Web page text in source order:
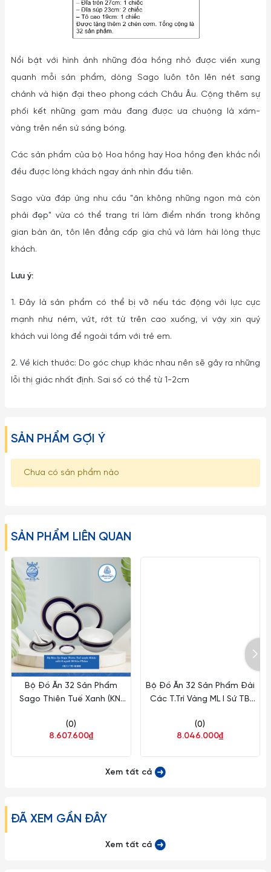
Nổi bật với hình ảnh những đóa hồng nhỏ được viền xung
quanh mỗi sản phẩm, dòng Sago luôn tôn lên nét sang
chảnh và hiện đại theo phong cách Châu Âu. Cộng thêm sự
phối kết những gam màu đang được ưa chuộng là xám-
vàng trên nền sứ sáng bóng.
Các sản phẩm của bộ Hoa hồng hay Hoa hồng đen khắc nổi
đều được lòng khách ngay ánh nhìn đầu tiên.
Sago vừa đáp ứng nhu cầu "ăn không những ngon mà còn
phải đẹp" vừa có thể trang trí làm điểm nhấn trong không
gian bàn ăn, tôn lên đẳng cấp gia chủ và làm hài lòng thực
khách.
Lưu ý:
1. Đây là sản phẩm có thể bị vỡ nếu tác động với lực cực
mạnh như ném, vứt, rớt từ trên cao xuống, vì vậy xin quý
khách vui lòng để ngoài tầm với trẻ em.
2. Về kích thước: Do góc chụp khác nhau nên sẽ gây ra những
lỗi thị giác nhất định. Sai số có thể từ 1-2cm
SẢN PHẨM GỢI Ý
Chưa có sản phẩm nào
SẢN PHẨM LIÊN QUAN
Bộ Đồ Ăn 32 Sản Phẩm
Sago Thiên Tuế Xanh (KN)
(0)
8.607.600₫
Bộ Đồ Ăn 32 Sản Phẩm Đài
Các T.Trí Vàng ML I Sứ TB
(0)
8.046.000₫
Xem tất cả
ĐÃ XEM GẦN ĐÂY
Xem tất cả